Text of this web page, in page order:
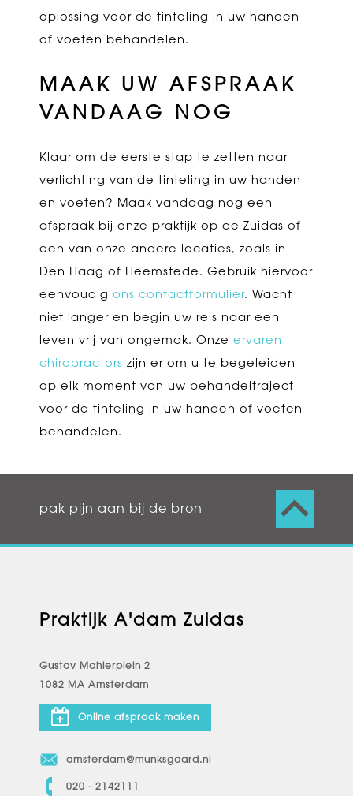
oplossing voor de tinteling in uw handen
of voeten behandelen.
MAAK UW AFSPRAAK
VANDAAG NOG
Klaar om de eerste stap te zetten naar
verlichting van de tinteling in uw handen
en voeten? Maak vandaag nog een
afspraak bij onze praktijk op de Zuidas of
een van onze andere locaties, zoals in
Den Haag of Heemstede. Gebruik hiervoor
eenvoudig ons contactformulier. Wacht
niet langer en begin uw reis naar een
leven vrij van ongemak. Onze ervaren
chiropractors zijn er om u te begeleiden
op elk moment van uw behandeltraject
voor de tinteling in uw handen of voeten
behandelen.
pak pijn aan bij de bron
Praktijk A'dam Zuidas
Gustav Mahlerplein 2
1082 MA Amsterdam
Online afspraak maken
amsterdam@munksgaard.nl
020 - 2142111